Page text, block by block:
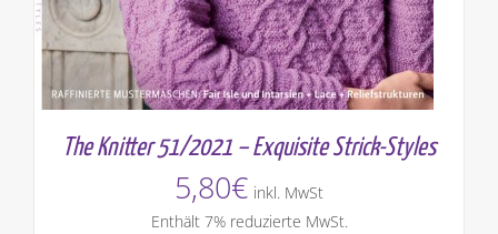
The Knitter 51/2021 – Exquisite Strick-Styles
5,80€ inkl. MwSt
Enthält 7% reduzierte MwSt.